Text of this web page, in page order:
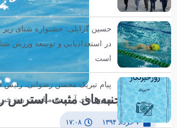
عبدی: جنبه‌های مثبت استرس
۷ خرداد ۱۳۹۴ ۱۷:۰۸
در استعدادیابی و توسعه ورزش
است
پیام تبریک محسن رضوانی، رئیس
ورزش‌های آبی، به مناسبت روز خبرنگار (۱۷